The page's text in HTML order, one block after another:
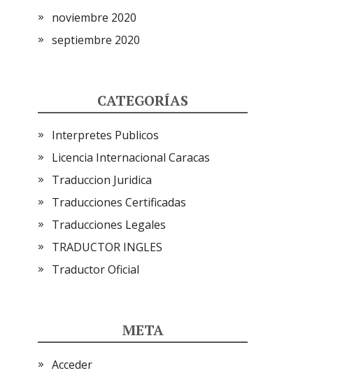
noviembre 2020
septiembre 2020
CATEGORÍAS
Interpretes Publicos
Licencia Internacional Caracas
Traduccion Juridica
Traducciones Certificadas
Traducciones Legales
TRADUCTOR INGLES
Traductor Oficial
META
Acceder